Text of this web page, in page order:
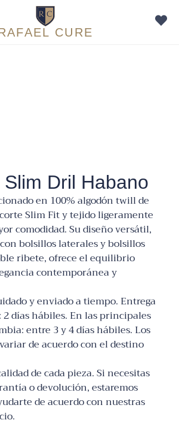
CURE
Dril Habano
en 100% algodón twill de
Slim Fit y tejido ligeramente
comodidad. Su diseño versátil,
bolsillos laterales y bolsillos
ribete, ofrece el equilibrio
contemporánea y
y enviado a tiempo. Entrega
días hábiles. En las principales
entre 3 y 4 días hábiles. Los
de acuerdo con el destino
de cada pieza. Si necesitas
o devolución, estaremos
de acuerdo con nuestras